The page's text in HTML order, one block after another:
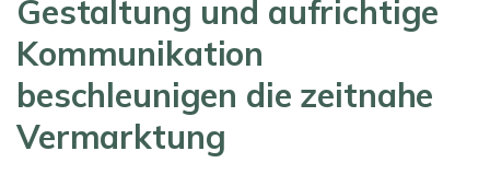
Gestaltung und aufrichtige
Kommunikation
beschleunigen die zeitnahe
Vermarktung